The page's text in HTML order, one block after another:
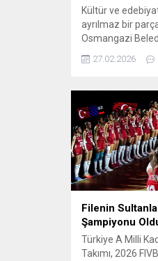
Kültür ve
ayrılmaz bir
Osmangazi
dünyasına ışık
ruhuna işleyen
eden
“Edebiyat Hayat
programı
söyleşide
Eğitim
atmosferinde
27.02.2026
Filenin
Şampiyonu
Türkiye A Milli
Takımı, 2026